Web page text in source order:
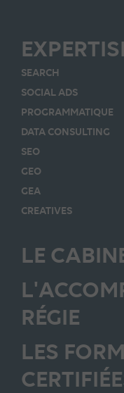
SEARCH
SOCIAL ADS
PROGRAMMATIQUE
DATA CONSULTING
SEO
GEO
GEA
CREATIVES
LE
RÉGIE
LES